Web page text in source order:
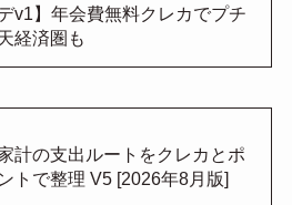
v1】年会費無料クレカでプチ
経済圏も
計の支出ルートをクレカとポ
トで整理 V5 [2026年8月版]